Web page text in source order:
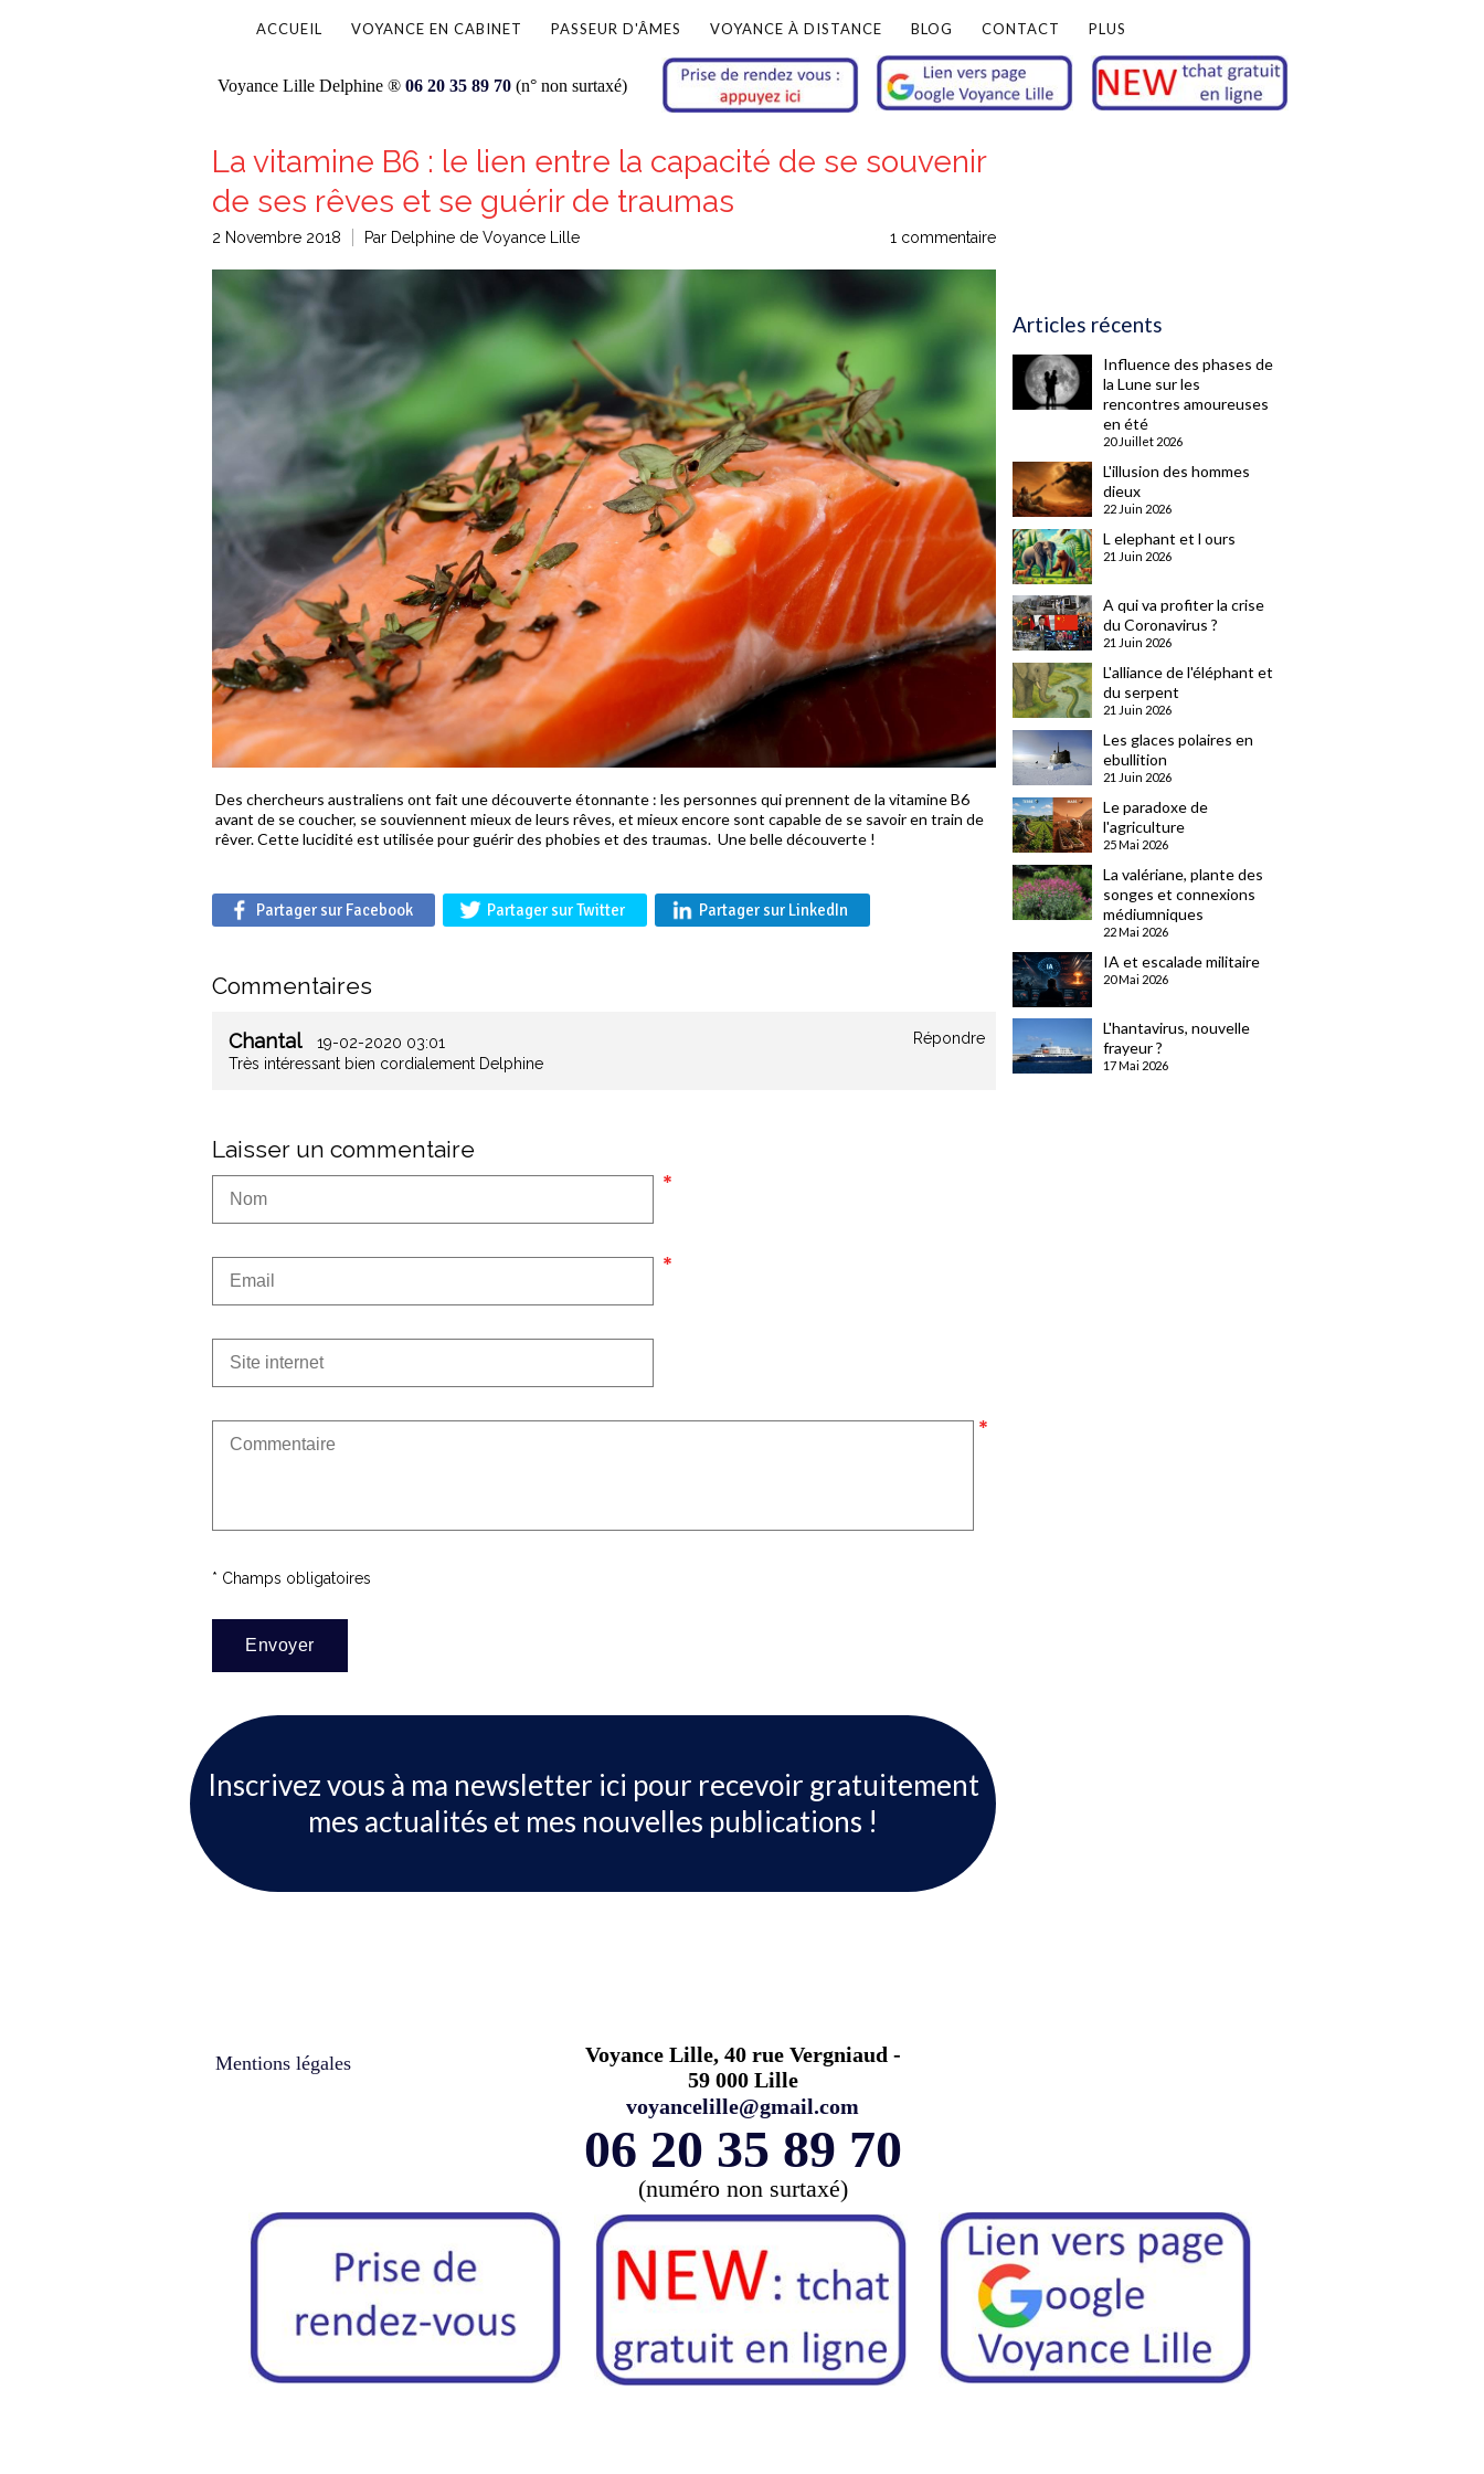
Voyance Lille Delphine ® 06 20 35 89 70 (n° non surtaxé)
ACCUEIL VOYANCE EN CABINET PASSEUR D'ÂMES VOYANCE À DISTANCE BLOG CONTACT PLUS
La vitamine B6 : le lien entre la capacité de se souvenir
de ses rêves et se guérir de traumas
2 Novembre 2018 Par Delphine de Voyance Lille 1 commentaire
Des chercheurs australiens ont fait une découverte étonnante : les personnes qui prennent de la vitamine B6
avant de se coucher, se souviennent mieux de leurs rêves, et mieux encore sont capable de se savoir en train de
rêver. Cette lucidité est utilisée pour guérir des phobies et des traumas. Une belle découverte !
Partager sur Facebook Partager sur Twitter Partager sur LinkedIn
Commentaires
Chantal 19-02-2020 03:01
Répondre
Très intéressant bien cordialement Delphine
Laisser un commentaire
* Champs obligatoires
Articles récents
Influence des phases de
la Lune sur les
rencontres amoureuses
en été
20 Juillet 2026
L'illusion des hommes
dieux
22 Juin 2026
L elephant et l ours
21 Juin 2026
A qui va profiter la crise
du Coronavirus ?
21 Juin 2026
L'alliance de l'éléphant et
du serpent
21 Juin 2026
Les glaces polaires en
ebullition
21 Juin 2026
Le paradoxe de
l'agriculture
25 Mai 2026
La valériane, plante des
songes et connexions
médiumniques
22 Mai 2026
IA et escalade militaire
20 Mai 2026
L'hantavirus, nouvelle
frayeur ?
17 Mai 2026
Inscrivez vous à ma newsletter ici pour recevoir gratuitement
mes actualités et mes nouvelles publications !
Voyance Lille, 40 rue Vergniaud -
59 000 Lille
voyancelille@gmail.com
06 20 35 89 70
(numéro non surtaxé)
Mentions légales